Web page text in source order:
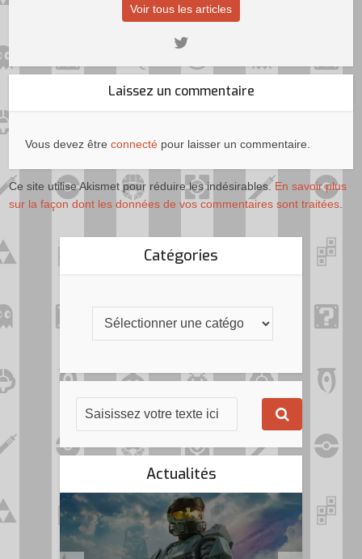
Voir tous les articles
Laissez un commentaire
Vous devez êtreconnecté pour laisser un commentaire.
Ce site utilise Akismet pour réduire les indésirables. En savoir plus
sur la façon dont les données de vos commentaires sont traitées.
Catégories
Actualités